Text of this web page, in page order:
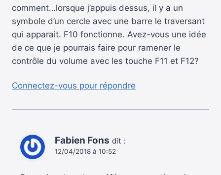
comment…lorsque j’appuis dessus, il y a un
symbole d’un cercle avec une barre le traversant
qui apparait. F10 fonctionne. Avez-vous une idée
de ce que je pourrais faire pour ramener le
contrôle du volume avec les touche F11 et F12?
Connectez-vous pour répondre
Fabien Fons dit :
12/04/2018 à 10:52